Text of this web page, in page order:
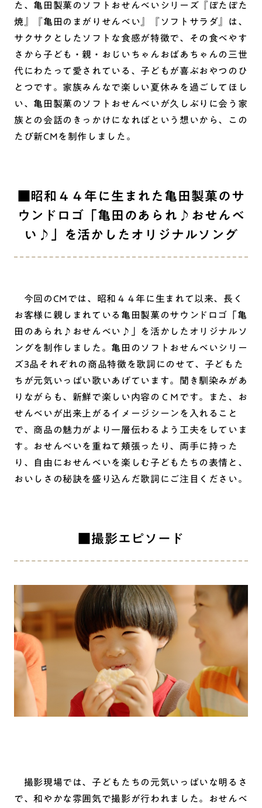
た、亀田製菓のソフトおせんべいシリーズ『ぽたぽた
焼』『亀田のまがりせんべい』『ソフトサラダ』は、
サクサクとしたソフトな食感が特徴で、その食べやす
さから子ども・親・おじいちゃんおばあちゃんの三世
代にわたって愛されている、子どもが喜ぶおやつのひ
とつです。家族みんなで楽しい夏休みを過ごしてほし
い、亀田製菓のソフトおせんべいが久しぶりに会う家
族との会話のきっかけになればという想いから、この
たび新CMを制作しました。
■昭和４４年に生まれた亀田製菓のサ
ウンドロゴ「亀田のあられ♪おせんべ
い♪」を活かしたオリジナルソング
今回のCMでは、昭和４４年に生まれて以来、長く
お客様に親しまれている亀田製菓のサウンドロゴ「亀
田のあられ♪おせんべい♪」を活かしたオリジナルソ
ングを制作しました。亀田のソフトおせんべいシリー
ズ3品それぞれの商品特徴を歌詞にのせて、子どもた
ちが元気いっぱい歌いあげています。聞き馴染みがあ
りながらも、新鮮で楽しい内容のＣＭです。また、お
せんべいが出来上がるイメージシーンを入れること
で、商品の魅力がより一層伝わるよう工夫をしていま
す。おせんべいを重ねて頬張ったり、両手に持った
り、自由におせんべいを楽しむ子どもたちの表情と、
おいしさの秘訣を盛り込んだ歌詞にご注目ください。
■撮影エピソード
撮影現場では、子どもたちの元気いっぱいな明るさ
で、和やかな雰囲気で撮影が行われました。おせんべ